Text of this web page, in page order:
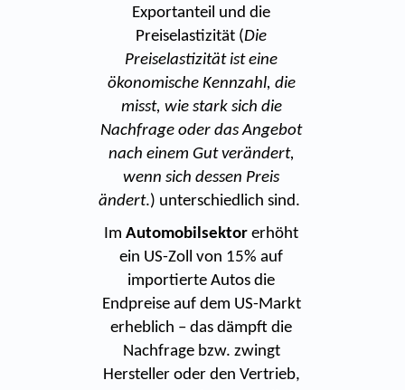
Exportanteil und die
Preiselastizität (Die
Preiselastizität ist eine
ökonomische Kennzahl, die
misst, wie stark sich die
Nachfrage oder das Angebot
nach einem Gut verändert,
wenn sich dessen Preis
ändert.) unterschiedlich sind.
Im Automobilsektor erhöht
ein US-Zoll von 15% auf
importierte Autos die
Endpreise auf dem US-Markt
erheblich – das dämpft die
Nachfrage bzw. zwingt
Hersteller oder den Vertrieb,